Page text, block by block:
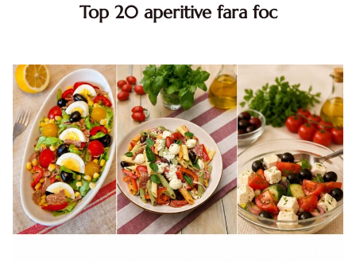
Top 20 aperitive fara foc